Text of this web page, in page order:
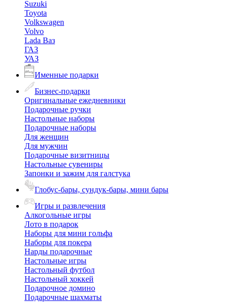
Suzuki
Toyota
Volkswagen
Volvo
Lada Ваз
ГАЗ
УАЗ
Именные подарки
Бизнес-подарки
Оригинальные ежедневники
Подарочные ручки
Настольные наборы
Подарочные наборы
Для женщин
Для мужчин
Подарочные визитницы
Настольные сувениры
Запонки и зажим для галстука
Глобус-бары, сундук-бары, мини бары
Игры и развлечения
Алкогольные игры
Лото в подарок
Наборы для мини гольфа
Наборы для покера
Нарды подарочные
Настольные игры
Настольный футбол
Настольный хоккей
Подарочное домино
Подарочные шахматы